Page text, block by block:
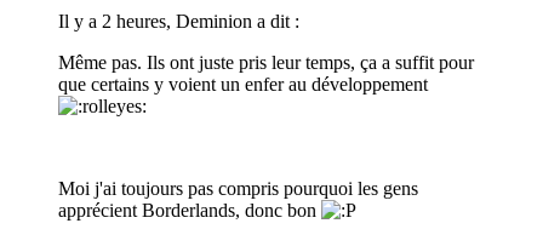
Il y a 2 heures, Deminion a dit :
Même pas. Ils ont juste pris leur temps, ça a suffit pour
que certains y voient un enfer au développement
Moi j'ai toujours pas compris pourquoi les gens
apprécient Borderlands, donc bon